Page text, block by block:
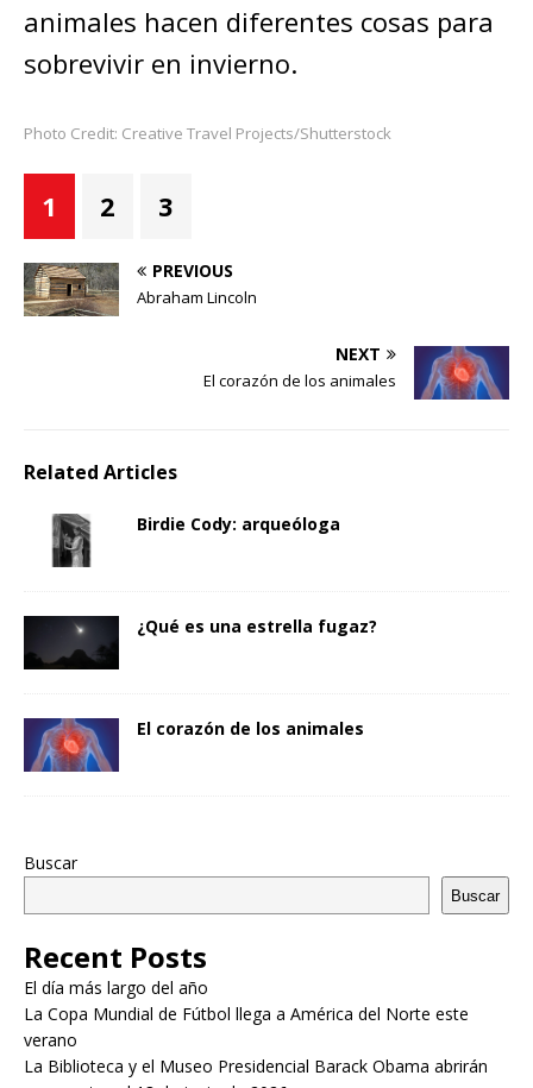
animales hacen diferentes cosas para
sobrevivir en invierno.
Photo Credit: Creative Travel Projects/Shutterstock
1 2 3
PREVIOUS
Abraham Lincoln
NEXT
El corazón de los animales
Related Articles
Birdie Cody: arqueóloga
¿Qué es una estrella fugaz?
El corazón de los animales
Buscar
Buscar
Recent Posts
El día más largo del año
La Copa Mundial de Fútbol llega a América del Norte este
verano
La Biblioteca y el Museo Presidencial Barack Obama abrirán